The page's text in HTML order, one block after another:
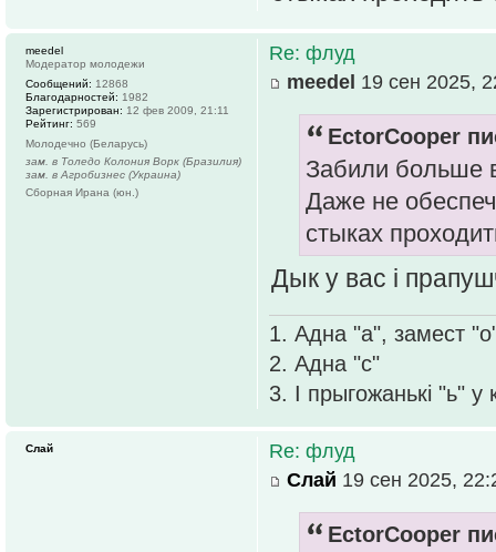
Re: флуд
meedel 19 сен 2025,
EctorCooper
Забили больше
Даже не
стыках
Дык у вас і
1. Адна "а", замест
2. Адна "с"
3. І прыгожанькі "ь" у
meedel
Модератор молодежи
Сообщений: 12868
Благодарностей: 1982
Зарегистрирован: 12 фев 2009, 21:11
Рейтинг: 569
Молодечно (Беларусь)
зам. в Толедо Колония Ворк (Бразилия)
зам. в Агробизнес (Украина)
Сборная Ирана (юн.)
Re: флуд
Слай 19 сен 2025,
EctorCooper
Слай